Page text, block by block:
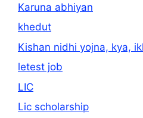
Karuna abhiyan
khedut
Kishan nidhi yojna, kya,
letest job
LIC
Lic scholarship